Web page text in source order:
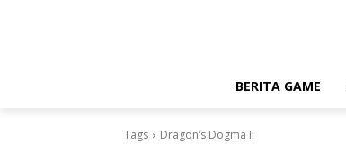
BERITA GAME
Tags Dragon’s Dogma II